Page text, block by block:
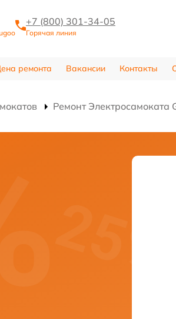
+7 (800) 301-34-05
Горячая линия
ремонта Вакансии Контакты
Ремонт Электросамоката